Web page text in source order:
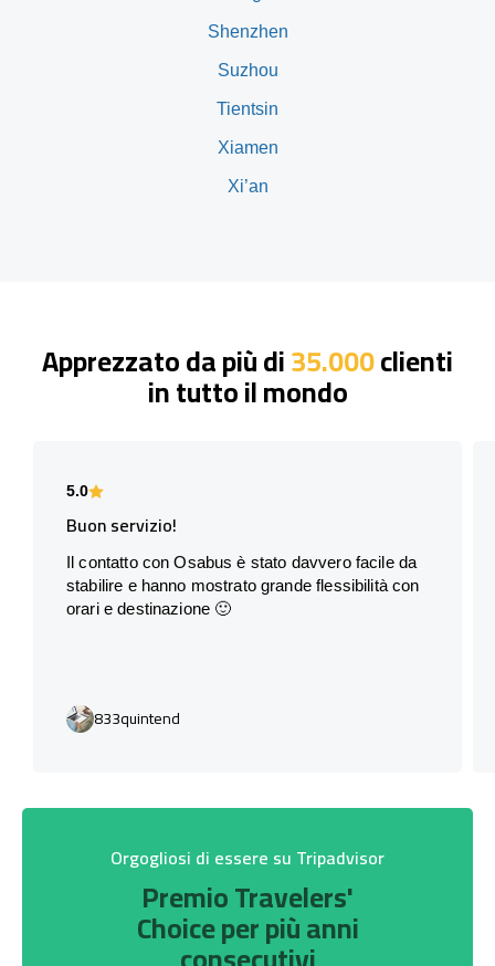
Shenzhen
Suzhou
Tientsin
Xiamen
Xi’an
Apprezzato da più di35.000clienti
in tutto il mondo
5.0
Buon servizio!
Il contatto con Osabus è stato davvero facile da
stabilire e hanno mostrato grande flessibilità con
orari e destinazione 🙂
833quintend
Orgogliosi di essere su Tripadvisor
Premio Travelers'
Choice per più anni